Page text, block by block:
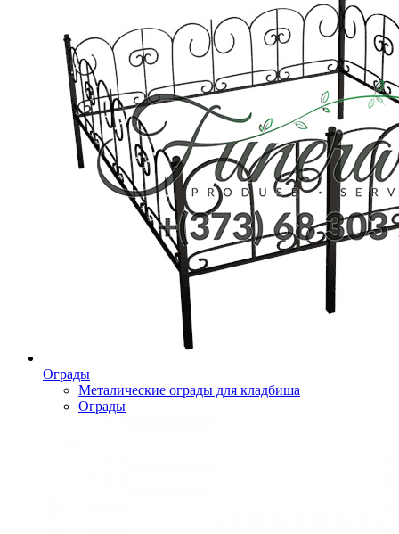
Ограды
Металические ограды для кладбиша
Ограды